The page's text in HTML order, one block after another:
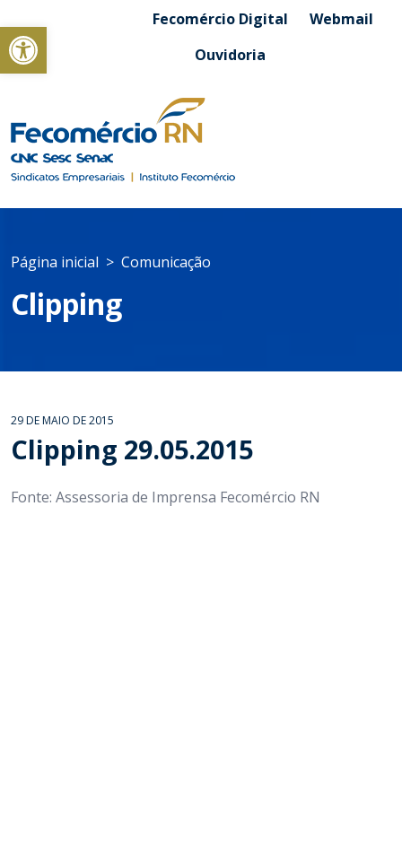
Abrir a barra de ferramentasFecomércio Digital
Webmail
Ouvidoria
Página inicial Comunicação
Clipping
29 DE MAIO DE 2015
Clipping 29.05.2015
Fonte: Assessoria de Imprensa Fecomércio RN